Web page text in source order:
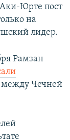
Юрте пост
на
лидер.
Рамзан
между Чечней